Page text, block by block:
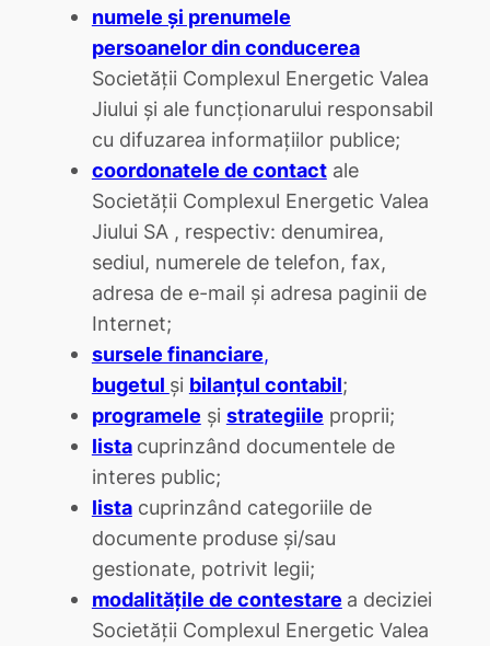
numele şi prenumele
persoanelor din conducerea
Societăţii Complexul Energetic Valea
Jiului şi ale funcţionarului responsabil
cu difuzarea informaţiilor publice;
coordonatele de contactale
Societăţii Complexul Energetic Valea
Jiului SA , respectiv: denumirea,
sediul, numerele de telefon, fax,
adresa de e-mail şi adresa paginii de
Internet;
sursele financiare,
bugetul şi bilanţul contabil;
programele şi strategiile proprii;
lista cuprinzând documentele de
interes public;
listacuprinzând categoriile de
documente produse şi/sau
gestionate, potrivit legii;
modalităţile de contestare a deciziei
Societăţii Complexul Energetic Valea